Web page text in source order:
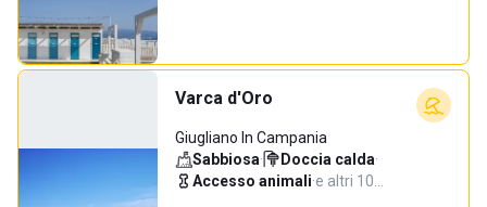
Varca d'Oro
Giugliano In Campania
Sabbiosa· Doccia calda·
Accesso animali·e altri 10…